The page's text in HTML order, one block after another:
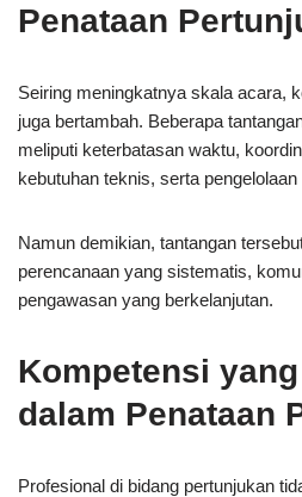
Penataan
Seiring meningkatnya skala acara,
juga bertambah. Beberapa
meliputi keterbatasan waktu,
kebutuhan teknis, serta
Namun demikian, tantangan
perencanaan yang sistematis,
pengawasan yang berkelanjutan.
Kompetensi
dalam Penataan
Profesional di bidang pertunjukan